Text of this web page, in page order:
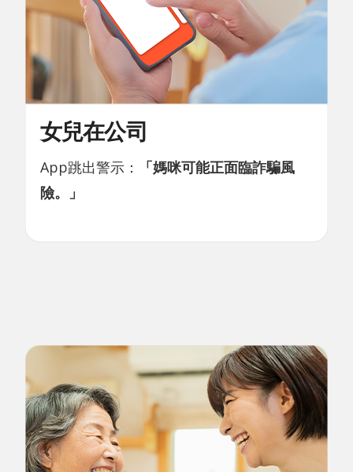
女兒在公司
App跳出警示：
「媽咪可能正面臨詐騙風
險。」